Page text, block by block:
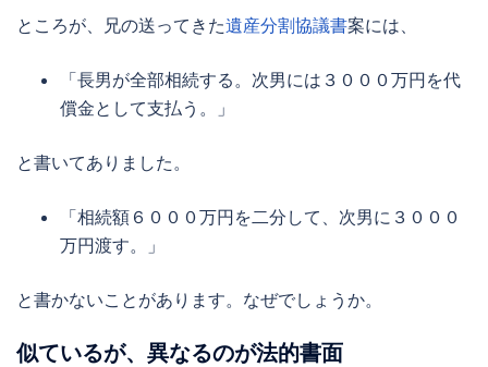
ところが、兄の送ってきた遺産分割協議書案には、
「長男が全部相続する。次男には３０００万円を代
償金として支払う。」
と書いてありました。
「相続額６０００万円を二分して、次男に３０００
万円渡す。」
と書かないことがあります。なぜでしょうか。
似ているが、異なるのが法的書面